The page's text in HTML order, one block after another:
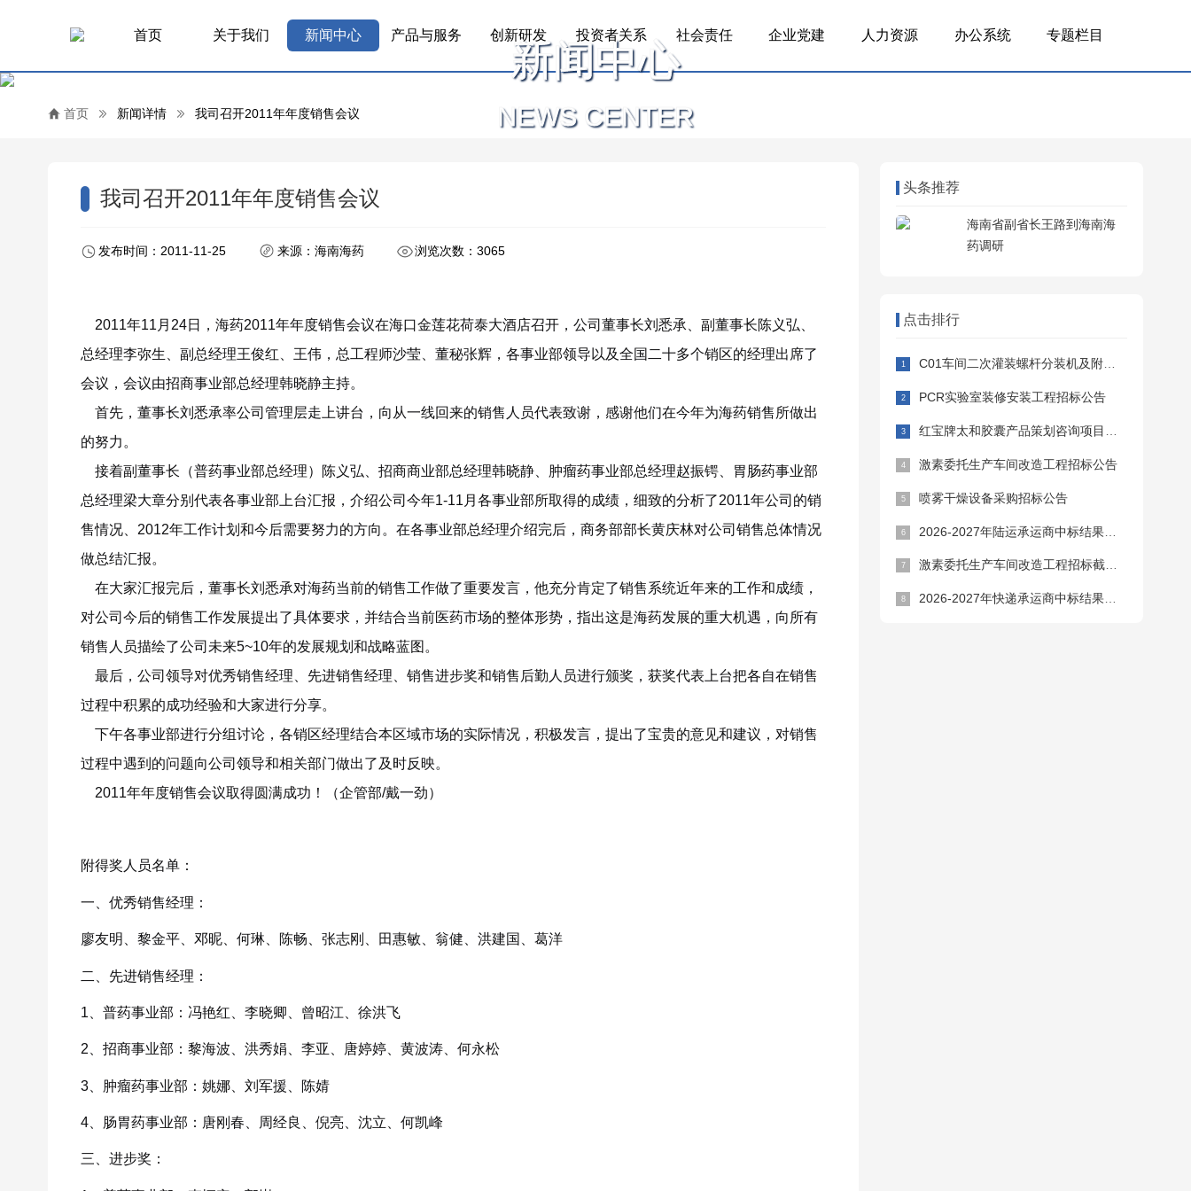
首页 关于我们 新闻中心 产品与服务 创新研发 投资者关系 社会责任 企业党建 人力资源 办公系统 专题栏目
新闻中心
NEWS CENTER
首页 新闻详情 我司召开2011年年度销售会议
我司召开2011年年度销售会议
发布时间：2011-11-25 来源：海南海药 浏览次数：3065
2011年11月24日，海药2011年年度销售会议在海口金莲花荷泰大酒店召开，公司董事长刘悉承、副董事长陈义弘、
总经理李弥生、副总经理王俊红、王伟，总工程师沙莹、董秘张辉，各事业部领导以及全国二十多个销区的经理出席了
会议，会议由招商事业部总经理韩晓静主持。
首先，董事长刘悉承率公司管理层走上讲台，向从一线回来的销售人员代表致谢，感谢他们在今年为海药销售所做出
的努力。
接着副董事长（普药事业部总经理）陈义弘、招商商业部总经理韩晓静、肿瘤药事业部总经理赵振锷、胃肠药事业部
总经理梁大章分别代表各事业部上台汇报，介绍公司今年1-11月各事业部所取得的成绩，细致的分析了2011年公司的销
售情况、2012年工作计划和今后需要努力的方向。在各事业部总经理介绍完后，商务部部长黄庆林对公司销售总体情况
做总结汇报。
在大家汇报完后，董事长刘悉承对海药当前的销售工作做了重要发言，他充分肯定了销售系统近年来的工作和成绩，
对公司今后的销售工作发展提出了具体要求，并结合当前医药市场的整体形势，指出这是海药发展的重大机遇，向所有
销售人员描绘了公司未来5~10年的发展规划和战略蓝图。
最后，公司领导对优秀销售经理、先进销售经理、销售进步奖和销售后勤人员进行颁奖，获奖代表上台把各自在销售
过程中积累的成功经验和大家进行分享。
下午各事业部进行分组讨论，各销区经理结合本区域市场的实际情况，积极发言，提出了宝贵的意见和建议，对销售
过程中遇到的问题向公司领导和相关部门做出了及时反映。
2011年年度销售会议取得圆满成功！（企管部/戴一劲）
附得奖人员名单：
一、优秀销售经理：
廖友明、黎金平、邓昵、何琳、陈畅、张志刚、田惠敏、翁健、洪建国、葛洋
二、先进销售经理：
1、普药事业部：冯艳红、李晓卿、曾昭江、徐洪飞
2、招商事业部：黎海波、洪秀娟、李亚、唐婷婷、黄波涛、何永松
3、肿瘤药事业部：姚娜、刘军援、陈婧
4、肠胃药事业部：唐刚春、周经良、倪亮、沈立、何凯峰
三、进步奖：
头条推荐
海南省副省长王路到海南海
药调研
点击排行
C01车间二次灌装螺杆分装机及附属设备采购安装招标公告
PCR实验室装修安装工程招标公告
红宝牌太和胶囊产品策划咨询项目招标公告
激素委托生产车间改造工程招标公告
喷雾干燥设备采购招标公告
2026-2027年陆运承运商中标结果公告
激素委托生产车间改造工程招标截止时间延期公告
2026-2027年快递承运商中标结果公告